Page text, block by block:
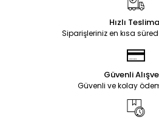
Hızlı
Siparişleriniz en kısa
Güvenli
Güvenli ve kolay